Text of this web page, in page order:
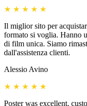
★ ★ ★ ★ ★
Il miglior sito per
formato si voglia. Hanno
di film unica. Siamo
dall'assistenza clienti.
Alessio Avino
★ ★ ★ ★ ★
Poster was excellent,